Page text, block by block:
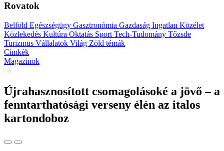
Rovatok
Belföld Egészségügy Gasztronómia Gazdaság Ingatlan Közélet
Közlekedés Kultúra Oktatás Sport Tech-Tudomány Tőzsde
Turizmus Vállalatok Világ Zöld témák
Címkék
Magazinok
Újrahasznosított csomagolásoké a jövő – a
fenntarthatósági verseny élén az italos
kartondoboz